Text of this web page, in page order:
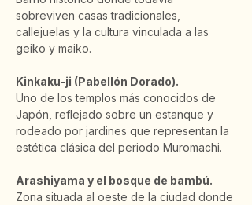
sobreviven casas tradicionales,
callejuelas y la cultura vinculada a las
geiko y maiko.
Kinkaku-ji (Pabellón Dorado).
Uno de los templos más conocidos de
Japón, reflejado sobre un estanque y
rodeado por jardines que representan la
estética clásica del periodo Muromachi.
Arashiyama y el bosque de bambú.
Zona situada al oeste de la ciudad donde